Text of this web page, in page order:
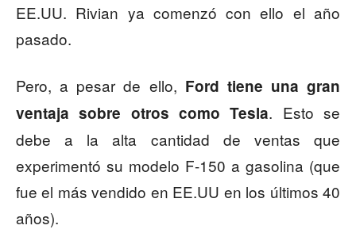
EE.UU. Rivian ya comenzó con ello el año
pasado.
Pero, a pesar de ello, Ford tiene una gran
ventaja sobre otros como Tesla. Esto se
debe a la alta cantidad de ventas que
experimentó su modelo F-150 a gasolina (que
fue el más vendido en EE.UU en los últimos 40
años).